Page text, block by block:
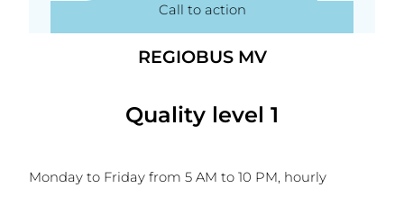
Call to action
REGIOBUS MV
Quality level 1
Monday to Friday from 5 AM to 10 PM, hourly